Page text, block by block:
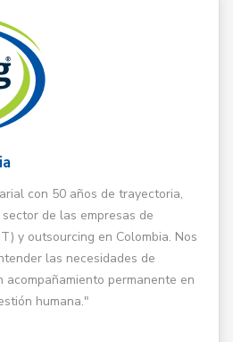
con 50 años de trayectoria,
de las empresas de
y outsourcing en Colombia. Nos
las necesidades de
acompañamiento permanente en
humana."